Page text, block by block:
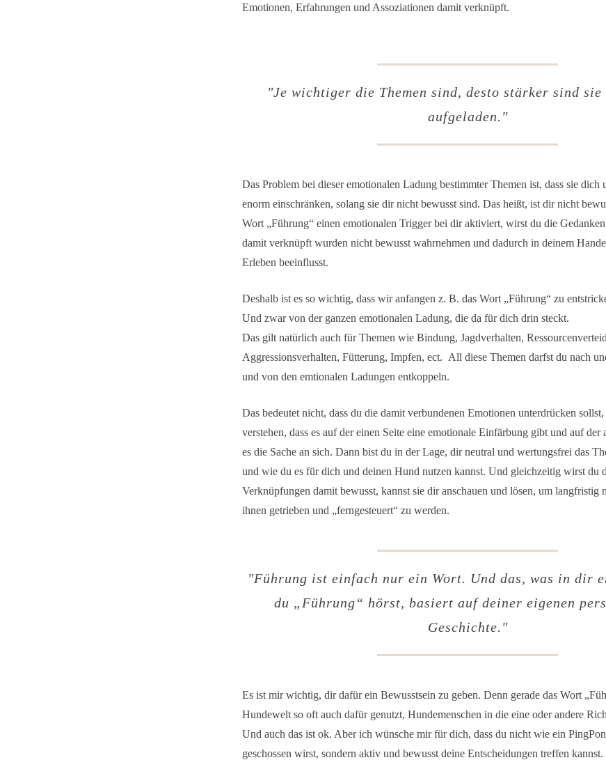
Emotionen, Erfahrungen und Assoziationen damit verknüpft.
"Je wichtiger die Themen sind, desto stärker sind sie
aufgeladen. "
Das Problem bei dieser emotionalen Ladung bestimmter Themen ist, dass sie dich
enorm einschränken, solang sie dir nicht bewusst sind. Das heißt, ist dir nicht
Wort „Führung“ einen emotionalen Trigger bei dir aktiviert, wirst du die
damit verknüpft wurden nicht bewusst wahrnehmen und dadurch in deinem
Erleben beeinflusst.
Deshalb ist es so wichtig, dass wir anfangen z. B. das Wort „Führung“ zu
Und zwar von der ganzen emotionalen Ladung, die da für dich drin steckt.
Das gilt natürlich auch für Themen wie Bindung, Jagdverhalten,
Aggressionsverhalten, Fütterung, Impfen, ect. All diese Themen darfst du nach
und von den emtionalen Ladungen entkoppeln.
Das bedeutet nicht, dass du die damit verbundenen Emotionen unterdrücken sollst,
verstehen, dass es auf der einen Seite eine emotionale Einfärbung gibt und auf der
es die Sache an sich. Dann bist du in der Lage, dir neutral und wertungsfrei das
und wie du es für dich und deinen Hund nutzen kannst. Und gleichzeitig wirst du
Verknüpfungen damit bewusst, kannst sie dir anschauen und lösen, um langfristig
ihnen getrieben und „ferngesteuert“ zu werden.
"Führung ist einfach nur ein Wort. Und das, was in dir
du „Führung“ hörst, basiert auf deiner eigenen
Geschichte."
Es ist mir wichtig, dir dafür ein Bewusstsein zu geben. Denn gerade das Wort
Hundewelt so oft auch dafür genutzt, Hundemenschen in die eine oder andere
Und auch das ist ok. Aber ich wünsche mir für dich, dass du nicht wie ein
geschossen wirst, sondern aktiv und bewusst deine Entscheidungen treffen kannst.